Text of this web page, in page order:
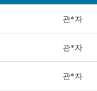
관*자
관*자
관*자